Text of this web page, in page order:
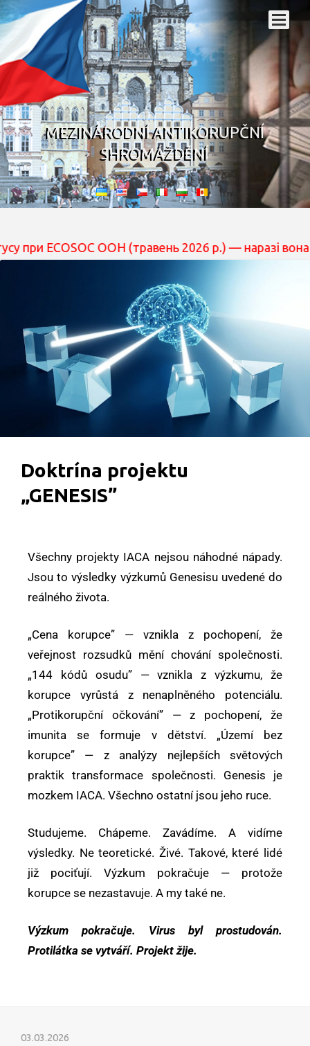
MEZINÁRODNÍ ANTIKORUPČNÍ
SHROMÁŽDĚNÍ
ECOSOC ООН (травень 2026 р.) — наразі вона
Doktrína projektu
„GENESIS”
Všechny projekty IACA nejsou náhodné nápady.
Jsou to výsledky výzkumů Genesisu uvedené do
reálného života.
„Cena korupce” — vznikla z pochopení, že
veřejnost rozsudků mění chování společnosti.
„144 kódů osudu” — vznikla z výzkumu, že
korupce vyrůstá z nenaplněného potenciálu.
„Protikorupční očkování” — z pochopení, že
imunita se formuje v dětství. „Území bez
korupce” — z analýzy nejlepších světových
praktik transformace společnosti. Genesis je
mozkem IACA. Všechno ostatní jsou jeho ruce.
Studujeme. Chápeme. Zavádíme. A vidíme
výsledky. Ne teoretické. Živé. Takové, které lidé
již pociťují. Výzkum pokračuje — protože
korupce se nezastavuje. A my také ne.
Výzkum pokračuje. Virus byl prostudován.
Protilátka se vytváří. Projekt žije.
03.03.2026